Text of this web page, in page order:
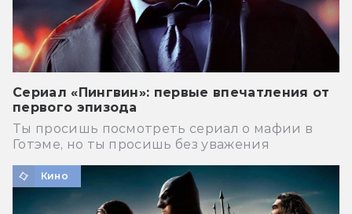
Сериал «Пингвин»: первые впечатления от
первого эпизода
Ты просишь посмотреть сериал о мафии в
Готэме, но ты просишь без уважения
Кино